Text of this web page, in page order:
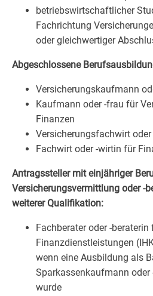
betriebswirtschaftlicher
Fachrichtung
oder gleichwertiger
Abgeschlossene
Versicherungskaufmann
Kaufmann oder -frau für
Finanzen
Versicherungsfachwirt
Fachwirt oder -wirtin für
Antragssteller mit einjähriger
Versicherungsvermittlung oder -
weiterer Qualifikation:
Fachberater oder -beraterin
Finanzdienstleistungen
wenn eine Ausbildung als
Sparkassenkaufmann
wurde